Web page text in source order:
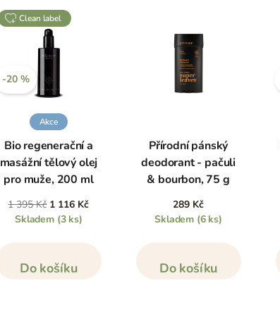
clean label
-20 %
Akce
Bio regenerační a
masážní tělový olej
pro muže, 200 ml
1 395 Kč 1 116 Kč
Skladem (3 ks)
Do košíku
Přírodní pánský
deodorant - pačuli
& bourbon, 75 g
289 Kč
Skladem (6 ks)
Do košíku